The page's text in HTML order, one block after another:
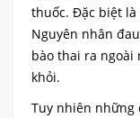
thuốc. Đặc biệt
Nguyên nhân
bào thai ra
khỏi.
Tuy nhiên những